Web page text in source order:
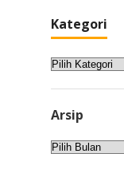
Kategori
Kategori
Arsip
Arsip